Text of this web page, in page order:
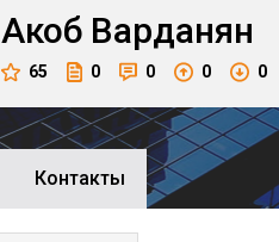
Акоб Варданян
65 0 0 0 0
Контакты